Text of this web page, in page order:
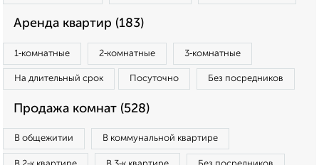
Аренда квартир (183)
1‑комнатные 2‑комнатные 3‑комнатные
На длительный срок Посуточно Без посредников
Продажа комнат (528)
В общежитии В коммунальной квартире